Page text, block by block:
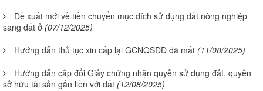
Đề xuất mới về tiền chuyển mục đích sử dụng đất nông nghiệp
sang đất ở (07/12/2025)
Hướng dẫn thủ tục xin cấp lại GCNQSDĐ đã mất (11/08/2025)
Hướng dẫn cấp đổi Giấy chứng nhận quyền sử dụng đất, quyền
sở hữu tài sản gắn liền với đất (12/08/2025)